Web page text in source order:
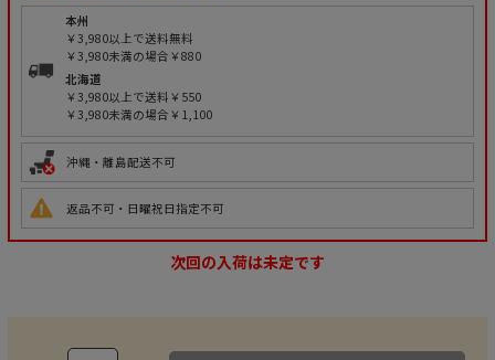
本州
￥3,980以上で送料無料
￥3,980未満の場合￥880
北海道
￥3,980以上で送料￥550
￥3,980未満の場合￥1,100
沖縄・離島配送不可
返品不可・日曜祝日指定不可
次回の入荷は未定です